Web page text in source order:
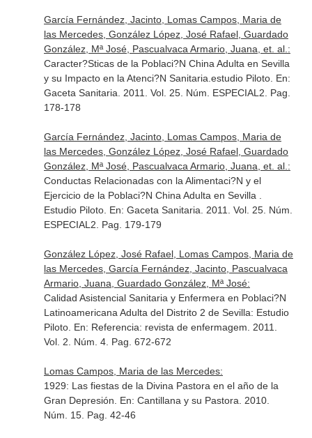
García Fernández, Jacinto, Lomas Campos, Maria de
las Mercedes, González López, José Rafael, Guardado
González, Mª José, Pascualvaca Armario, Juana, et. al.:
Caracter?Sticas de la Poblaci?N China Adulta en Sevilla
y su Impacto en la Atenci?N Sanitaria.estudio Piloto. En:
Gaceta Sanitaria . 2011. Vol. 25. Núm. ESPECIAL2. Pag.
178-178
García Fernández, Jacinto, Lomas Campos, Maria de
las Mercedes, González López, José Rafael, Guardado
González, Mª José, Pascualvaca Armario, Juana, et. al.:
Conductas Relacionadas con la Alimentaci?N y el
Ejercicio de la Poblaci?N China Adulta en Sevilla .
Estudio Piloto. En: Gaceta Sanitaria . 2011. Vol. 25. Núm.
ESPECIAL2. Pag. 179-179
González López, José Rafael, Lomas Campos, Maria de
las Mercedes, García Fernández, Jacinto, Pascualvaca
Armario, Juana, Guardado González, Mª José:
Calidad Asistencial Sanitaria y Enfermera en Poblaci?N
Latinoamericana Adulta del Distrito 2 de Sevilla: Estudio
Piloto. En: Referencia: revista de enfermagem . 2011.
Vol. 2. Núm. 4. Pag. 672-672
Lomas Campos, Maria de las Mercedes:
1929: Las fiestas de la Divina Pastora en el año de la
Gran Depresión. En: Cantillana y su Pastora . 2010.
Núm. 15. Pag. 42-46